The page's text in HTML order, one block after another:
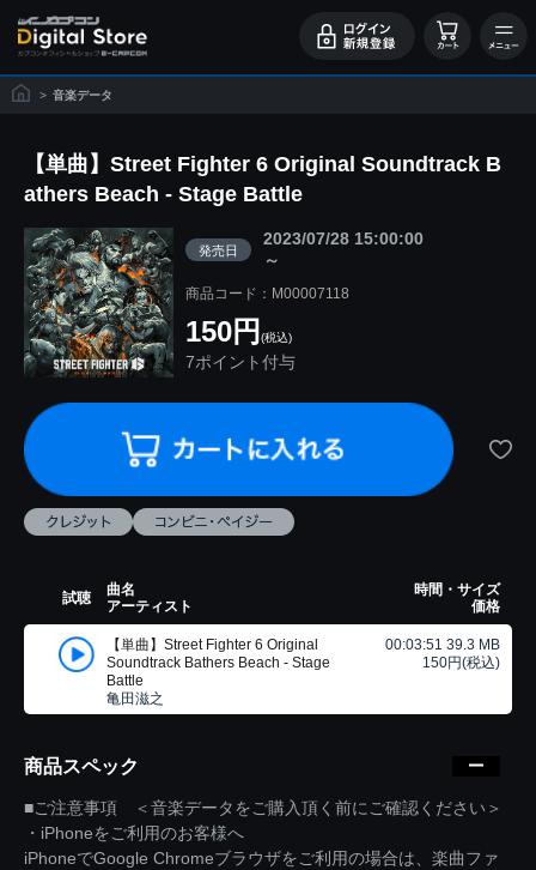
> 音楽データ
【単曲】Street Fighter 6 Original Soundtrack B
athers Beach - Stage Battle
発売日
2023/07/28 15:00:00
～
商品コード：M00007118
150円 (税込)
7ポイント付与
試聴
曲名
アーティスト
時間・サイズ
価格
【単曲】Street Fighter 6 Original
Soundtrack Bathers Beach - Stage
Battle
亀田滋之
00:03:51 39.3 MB
150円(税込)
商品スペック
■ご注意事項 ＜音楽データをご購入頂く前にご確認ください＞
・iPhoneをご利用のお客様へ
iPhoneでGoogle Chromeブラウザをご利用の場合は、楽曲ファ